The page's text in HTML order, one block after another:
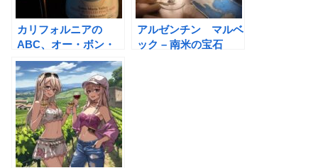
カリフォルニアの
ABC、オー・ボン・
クリマとは？
アルゼンチン マルベ
ック – 南米の宝石